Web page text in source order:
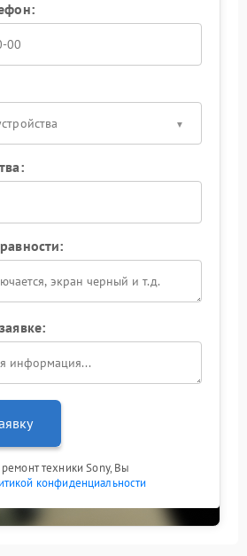
техники Sony, Вы
конфиденциальности